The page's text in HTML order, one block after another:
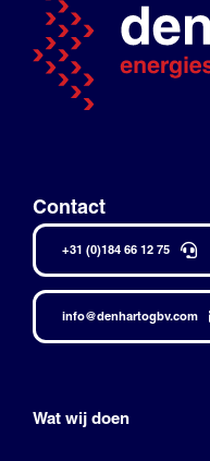
Contact
+31 (0)184 66 12 75
info@denhartogbv.com
Wat wij doen